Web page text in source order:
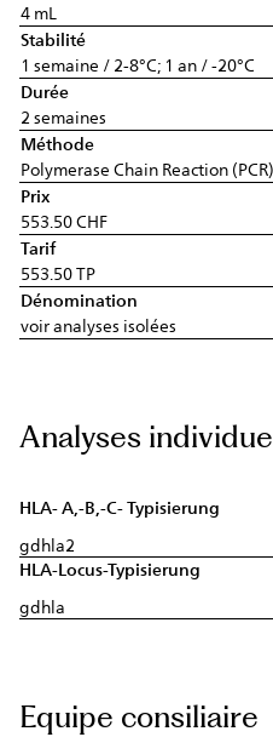
4 mL
Stabilité
1 semaine / 2-8°C; 1 an / -20°C
Durée
2 semaines
Méthode
Polymerase Chain Reaction (PCR)
Prix
553.50 CHF
Tarif
553.50 TP
Dénomination
voir analyses isolées
Analyses
HLA- A,-B,-C- Typisierung
gdhla2
HLA-Locus-Typisierung
gdhla
Equipe consiliaire